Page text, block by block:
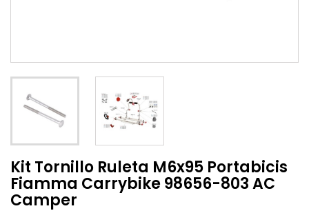
Kit Tornillo Ruleta M6x95 Portabicis
Fiamma Carrybike 98656-803 AC
Camper